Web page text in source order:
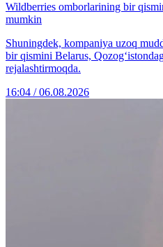
Wildberries omborlarining bir
mumkin
Shuningdek, kompaniya uzoq
bir qismini Belarus,
rejalashtirmoqda.
16:04 / 06.08.2026